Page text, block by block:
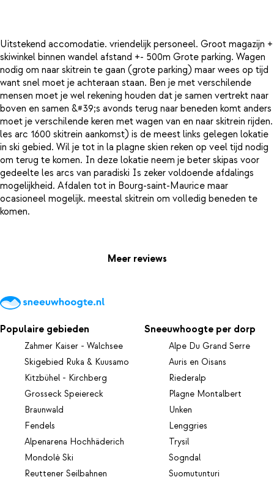
Uitstekend accomodatie. vriendelijk personeel. Groot magazijn +
skiwinkel binnen wandel afstand +- 500m Grote parking. Wagen
nodig om naar skitrein te gaan (grote parking) maar wees op tijd
want snel moet je achteraan staan. Ben je met verschilende
mensen moet je wel rekening houden dat je samen vertrekt naar
boven en samen &#39;s avonds terug naar beneden komt anders
moet je verschilende keren met wagen van en naar skitrein rijden.
les arc 1600 skitrein aankomst) is de meest links gelegen lokatie
in ski gebied. Wil je tot in la plagne skien reken op veel tijd nodig
om terug te komen. In deze lokatie neem je beter skipas voor
gedeelte les arcs van paradiski Is zeker voldoende afdalings
mogelijkheid. Afdalen tot in Bourg-saint-Maurice maar
ocasioneel mogelijk. meestal skitrein om volledig beneden te
komen.
Meer reviews
Populaire gebieden
Zahmer Kaiser - Walchsee
Skigebied Ruka & Kuusamo
Kitzbühel - Kirchberg
Grosseck Speiereck
Braunwald
Fendels
Alpenarena Hochhäderich
Mondolè Ski
Reuttener Seilbahnen
Sneeuwhoogte per dorp
Alpe Du Grand Serre
Auris en Oisans
Riederalp
Plagne Montalbert
Unken
Lenggries
Trysil
Sogndal
Suomutunturi